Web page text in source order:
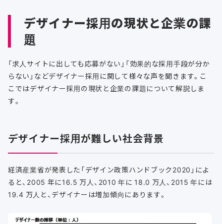
デザイナー採用の現状と企業の課
題
「求人サイトに出しても応募がない」「効果的な採用手段が分か
らない」などデザイナー採用に関して様々な声を聞きます。こ
こではデザイナー採用の現状と企業の課題について解説しま
す。
デザイナー採用が難しい社会背景
経済産業省が発表した「デザイン政策ハンドブック2020」によ
ると、2005 年に16.5 万人、2010 年に 18.0 万人、2015 年には
19.4 万人と、デザイナーは増加傾向にあります。